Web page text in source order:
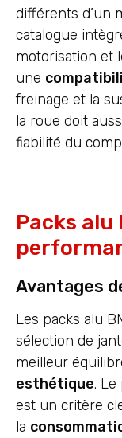
différents d’un
catalogue
motorisation et
une
freinage et la
la roue doit
fiabilité du
Packs alu
Avantages
Les packs alu
sélection de
meilleur
esthétique. Le
est un critère
la